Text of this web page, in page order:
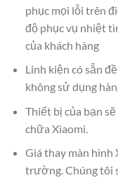
phục mọi lỗi trên
độ phục vụ nhiệt
của khách hàng
Linh kiện có sẵn
không sử dụng
Thiết bị của bạn
chữa Xiaomi.
Giá thay màn hình
trường. Chúng tôi